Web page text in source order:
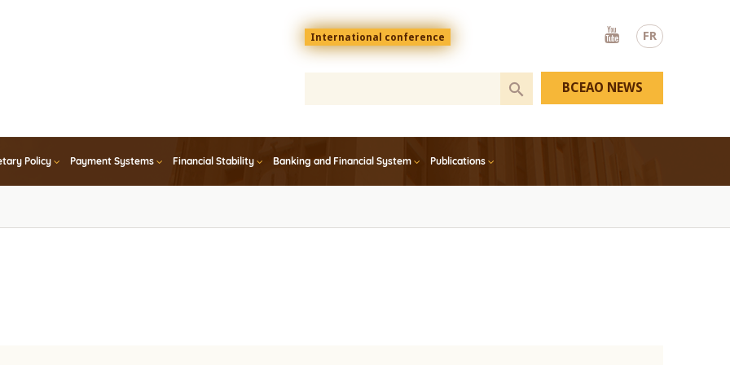
FR
Menu
top
En
International conference
Youtube
Policy Payment Systems Financial Stability Banking and Financial System Publications
BCEAO NEWS